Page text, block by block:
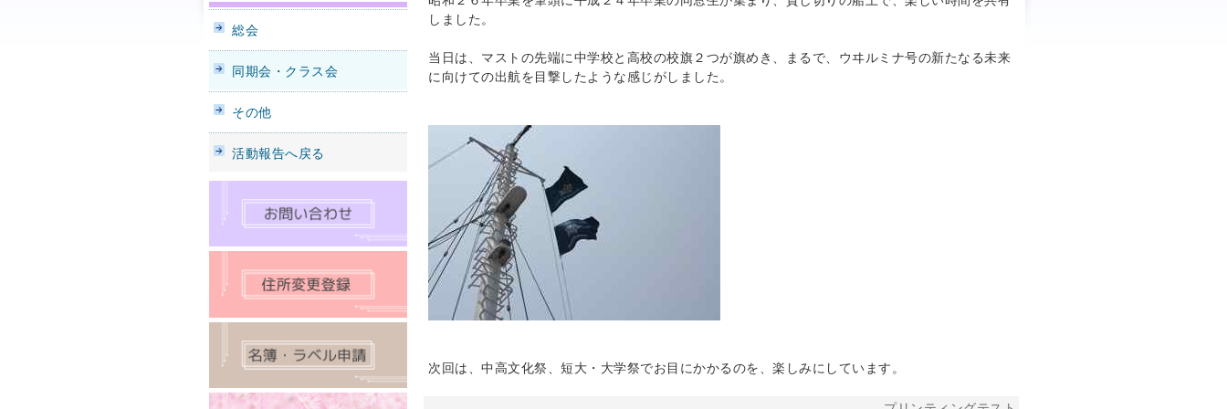
しました。
当日は、マストの先端に中学校と高校の校旗２つが旗めき、まるで、ウヰルミナ号の新たなる未来
に向けての出航を目撃したような感じがしました。
次回は、中高文化祭、短大・大学祭でお目にかかるのを、楽しみにしています。
総会
同期会・クラス会
その他
活動報告へ戻る